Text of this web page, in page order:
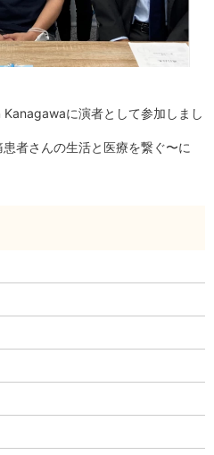
に演者として参加しまし
者さんの生活と医療を繋ぐ〜に